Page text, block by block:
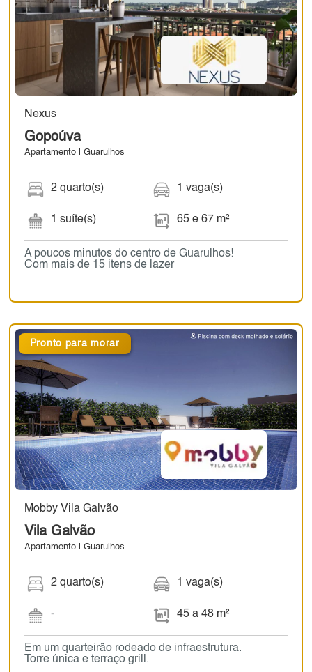
Nexus
Gopoúva
Apartamento | Guarulhos
2 quarto(s)
1 suíte(s)
1 vaga(s)
65 e 67 m²
A poucos minutos do centro de Guarulhos!
Com mais de 15 itens de lazer
Pronto para morar
Mobby Vila Galvão
Vila Galvão
Apartamento | Guarulhos
2 quarto(s)
-
1 vaga(s)
45 a 48 m²
Em um quarteirão rodeado de infraestrutura.
Torre única e terraço grill.